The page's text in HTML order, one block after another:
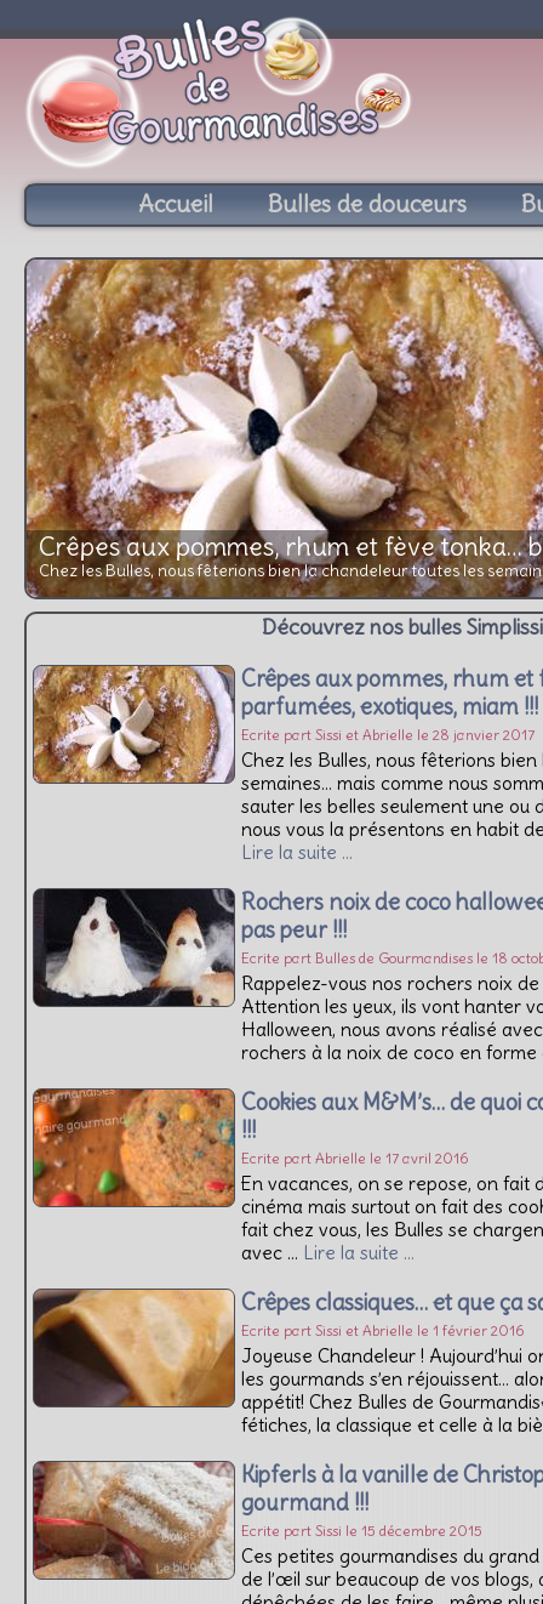
Accueil Bulles de douceurs
Crêpes aux pommes, rhum et fève tonka…
exotiques, miam !!!
Chez les Bulles, nous fêterions bien la chandeleur toutes les
Découvrez nos bulles
Crêpes aux pommes, rhum
parfumées, exotiques, miam !!!
Ecrite part Sissi et Abrielle le 28 janvier 2017
Chez les Bulles, nous fêterions
semaines… mais comme nous
sauter les belles seulement une ou
nous vous la présentons en habit
Lire la suite …
Rochers noix de coco
pas peur !!!
Ecrite part Bulles de Gourmandises le 18
Rappelez-vous nos rochers noix
Attention les yeux, ils vont hanter
Halloween, nous avons réalisé
rochers à la noix de coco en
Cookies aux M&M’s… de
!!!
Ecrite part Abrielle le 17 avril 2016
En vacances, on se repose, on fait
cinéma mais surtout on fait des
fait chez vous, les Bulles se
avec … Lire la suite …
Crêpes classiques… et que ça
Ecrite part Sissi et Abrielle le 1 février 2016
Joyeuse Chandeleur ! Aujourd’hui
les gourmands s’en réjouissent…
appétit! Chez Bulles de
fétiches, la classique et celle à la
Kipferls à la vanille de
gourmand !!!
Ecrite part Sissi le 15 décembre 2015
Ces petites gourmandises du
de l’œil sur beaucoup de vos blogs,